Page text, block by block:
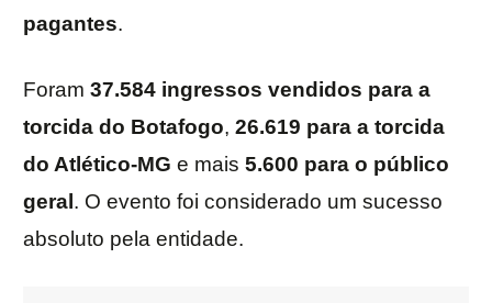
pagantes.
Foram 37.584 ingressos vendidos para a
torcida do Botafogo, 26.619 para a torcida
do Atlético-MG e mais 5.600 para o público
geral . O evento foi considerado um sucesso
absoluto pela entidade.